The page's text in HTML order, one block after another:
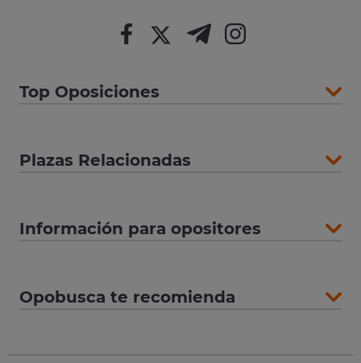
Top Oposiciones
Plazas Relacionadas
Información para opositores
Opobusca te recomienda